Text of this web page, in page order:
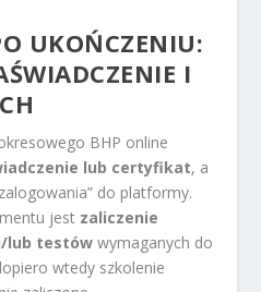
UKOŃCZENIU:
I
BHP online
lub certyfikat, a
do platformy.
jest zaliczenie
lub testów wymaganych do
wtedy szkolenie